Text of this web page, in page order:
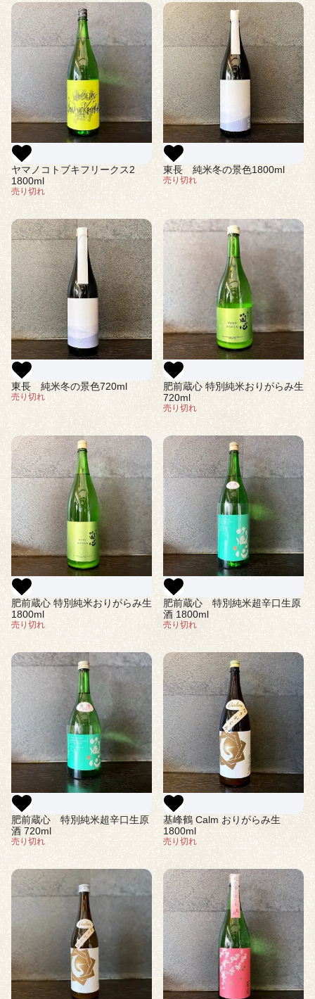
ヤマノコトブキフリークス2
1800ml
売り切れ
東長 純米冬の景色1800ml
売り切れ
東長 純米冬の景色720ml
売り切れ
肥前蔵心 特別純米おりがらみ生
720ml
売り切れ
肥前蔵心 特別純米おりがらみ生
1800ml
売り切れ
肥前蔵心 特別純米超辛口生原
酒 1800ml
売り切れ
肥前蔵心 特別純米超辛口生原
酒 720ml
売り切れ
基峰鶴 Calm おりがらみ生
1800ml
売り切れ